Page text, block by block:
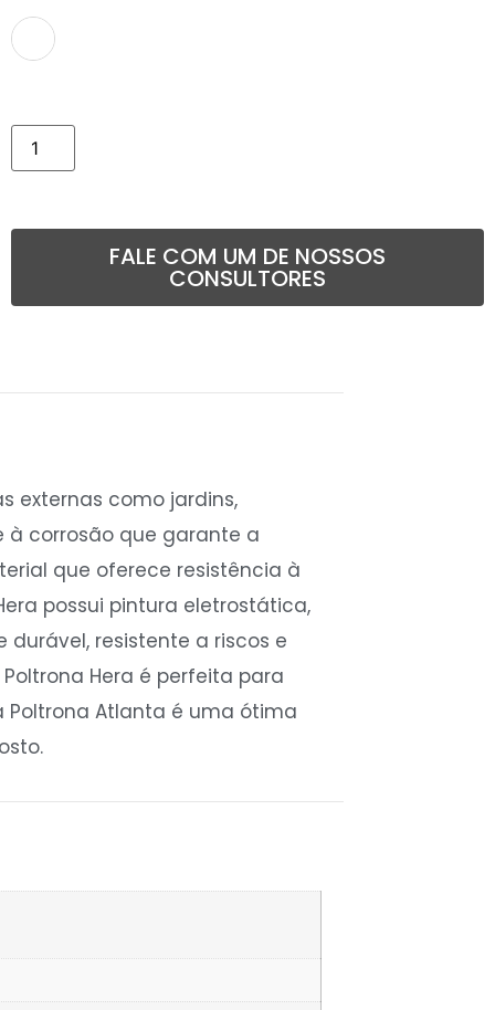
FALE COM UM DE NOSSOS
CONSULTORES
externas como jardins,
à corrosão que garante a
que oferece resistência à
possui pintura eletrostática,
resistente a riscos e
Hera é perfeita para
Poltrona Atlanta é uma ótima